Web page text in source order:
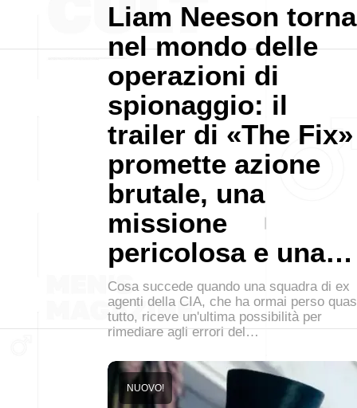
Liam Neeson torna
nel mondo delle
operazioni di
spionaggio: il
trailer di «The Fix»
promette azione
brutale, una
missione
pericolosa e una…
Cosa succede quando una squadra di ex
agenti della CIA, che ha ormai perso
tutto, riceve un'ultima possibilità per
rimediare agli errori del…
NUOVO!